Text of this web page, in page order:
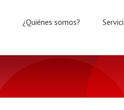
¿Quiénes somos?